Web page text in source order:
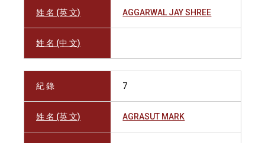
姓 名 (英 文) AGGARWAL JAY SHREE
姓 名 (中 文)
紀 錄 7
姓 名 (英 文) AGRASUT MARK